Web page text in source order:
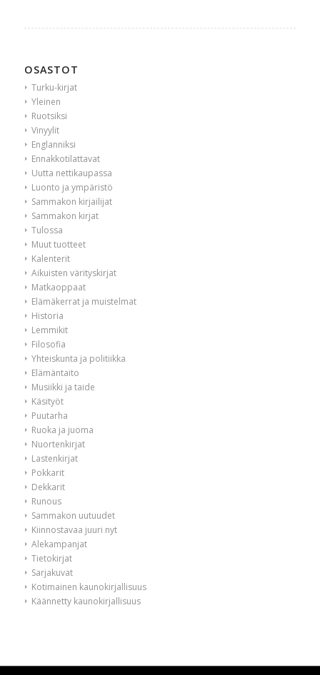
OSASTOT
Turku-kirjat
Yleinen
Ruotsiksi
Vinyylit
Englanniksi
Ennakkotilattavat
Uutta nettikaupassa
Luonto ja ympäristö
Sammakon kirjailijat
Sammakon kirjat
Tulossa
Muut tuotteet
Kalenterit
Aikuisten värityskirjat
Matkaoppaat
Elämäkerrat ja muistelmat
Historia
Lemmikit
Filosofia
Yhteiskunta ja politiikka
Elämäntaito
Musiikki ja taide
Käsityöt
Puutarha
Ruoka ja juoma
Nuortenkirjat
Lastenkirjat
Pokkarit
Dekkarit
Runous
Sammakon uutuudet
Kiinnostavaa juuri nyt
Alekampanjat
Tietokirjat
Sarjakuvat
Kotimainen kaunokirjallisuus
Käännetty kaunokirjallisuus